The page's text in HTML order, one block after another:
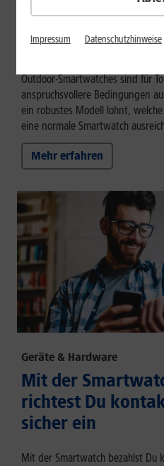
Outdoor-
eignen sich die
Outdoor-Smartwatches sind für
anspruchsvollere Bedingungen
ein robustes Modell lohnt,
eine normale Smartwatch
Mehr erfahren
Geräte & Hardware
Mit der
richtest Du
sicher ein
Mit der Smartwatch bezahlst Du
Impressum Datenschutzhinweise